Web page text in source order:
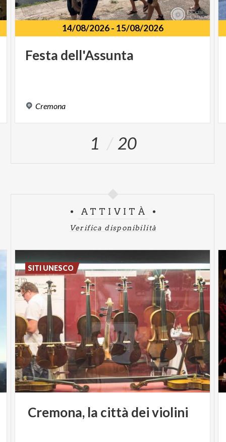
14/08/2026- 15/08/2026
Festa dell'Assunta
Cremona
1 20
ATTIVITÀ
Verifica disponibilità
Cremona, la città deiviolini
SITI UNESCO